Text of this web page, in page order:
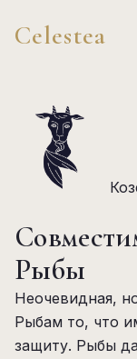
Celestea
Рыбы
Неочевидная,
Рыбам то, что
защиту. Рыбы